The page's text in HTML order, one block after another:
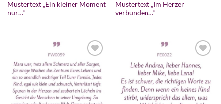
Mustertext „Ein kleiner Moment
nur…“
Mustertext „Im Herzen
verbunden…“